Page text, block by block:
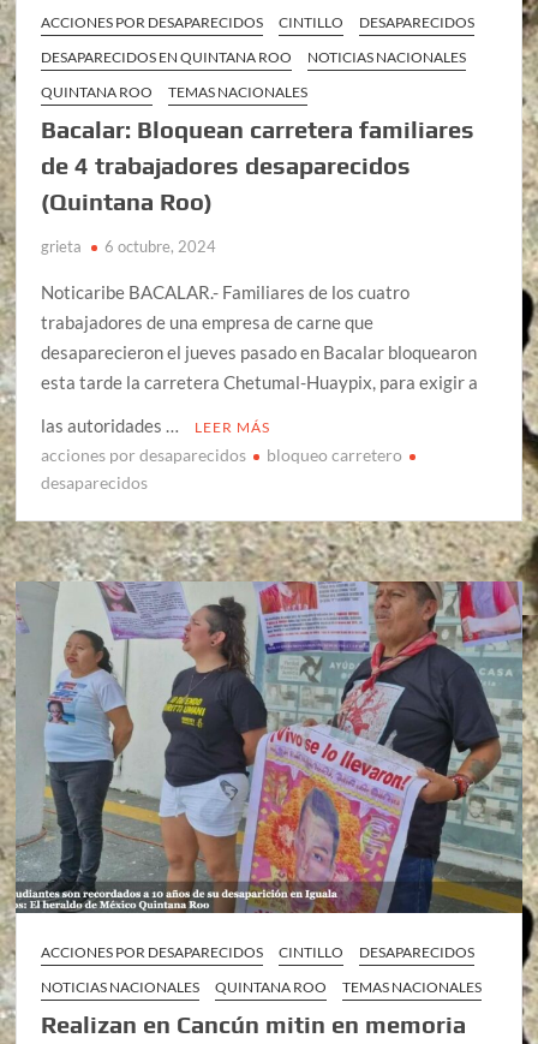
ACCIONES POR DESAPARECIDOS CINTILLO
DESAPARECIDOS
DESAPARECIDOS EN QUINTANA ROO
NOTICIAS NACIONALES
QUINTANA ROO
TEMAS NACIONALES
Bacalar: Bloquean carretera familiares
de 4 trabajadores desaparecidos
(Quintana Roo)
grieta 6 octubre, 2024
Noticaribe BACALAR.- Familiares de los cuatro
trabajadores de una empresa de carne que
desaparecieron el jueves pasado en Bacalar bloquearon
esta tarde la carretera Chetumal-Huaypix, para exigir a
las autoridades …
LEER MÁS
acciones por desaparecidos
bloqueo carretero
desaparecidos
ACCIONES POR DESAPARECIDOS CINTILLO
DESAPARECIDOS
NOTICIAS NACIONALES
QUINTANA ROO TEMAS NACIONALES
Realizan en Cancún mitin en memoria